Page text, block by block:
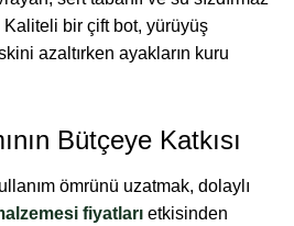
Kaliteli bir çift bot, yürüyüş
azaltırken ayakların kuru
Bütçeye Katkısı
ömrünü uzatmak, dolaylı
fiyatları etkisinden